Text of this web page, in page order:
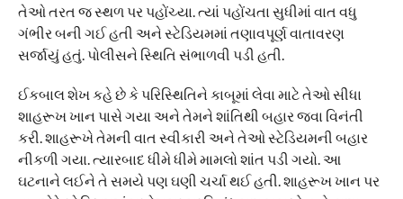
તેઓ તરત જ સ્થળ પર પહોંચ્યા. ત્યાં પહોંચતા સુધીમાં વાત વધુ
ગંભીર બની ગઈ હતી અને સ્ટેડિયમમાં તણાવપૂર્ણ વાતાવરણ
સર્જાયું હતું. પોલીસને સ્થિતિ સંભાળવી પડી હતી.
ઈકબાલ શેખ કહે છે કે પરિસ્થિતિને કાબૂમાં લેવા માટે તેઓ સીધા
શાહરૂખ ખાન પાસે ગયા અને તેમને શાંતિથી બહાર જવા વિનંતી
કરી. શાહરૂખે તેમની વાત સ્વીકારી અને તેઓ સ્ટેડિયમની બહાર
નીકળી ગયા. ત્યારબાદ ધીમે ધીમે મામલો શાંત પડી ગયો. આ
ઘટનાને લઈને તે સમયે પણ ઘણી ચર્ચા થઈ હતી. શાહરૂખ ખાન પર